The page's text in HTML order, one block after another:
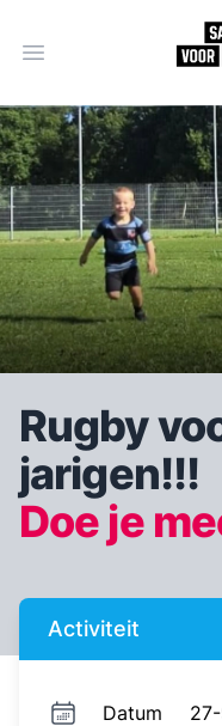
Open hoofdmenu
Rugby
jarigen!!!
Doe je
Activiteit
Datum